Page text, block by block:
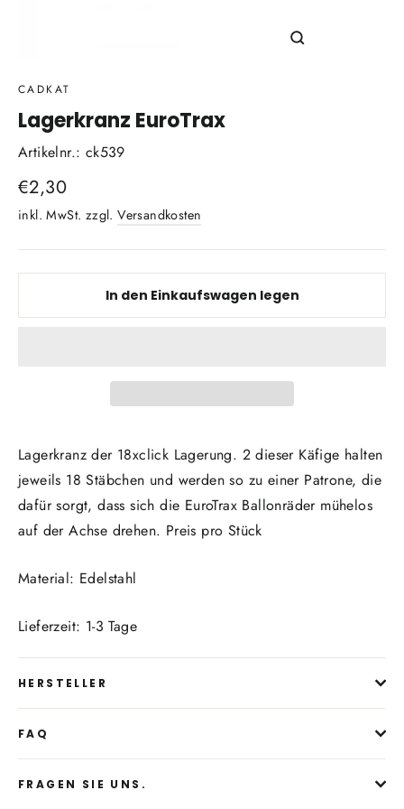
CADKAT
Lagerkranz EuroTrax
Artikelnr.: ck539
Normaler
Preis
€2,30
inkl. MwSt. zzgl.Versandkosten
In den Einkaufswagen legen
Lagerkranz der 18xclick Lagerung. 2 dieser Käfige halten
jeweils 18 Stäbchen und werden so zu einer Patrone, die
dafür sorgt, dass sich die EuroTrax Ballonräder mühelos
auf der Achse drehen. Preis pro Stück
Material: Edelstahl
Lieferzeit: 1-3 Tage
HERSTELLER
FAQ
FRAGEN SIE UNS.